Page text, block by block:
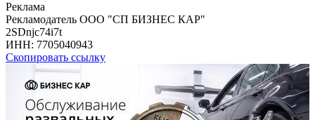
Реклама
Рекламодатель ООО "СП БИЗНЕС КАР"
2SDnjc74i7t
ИНН: 7705040943
Скопировать ссылку